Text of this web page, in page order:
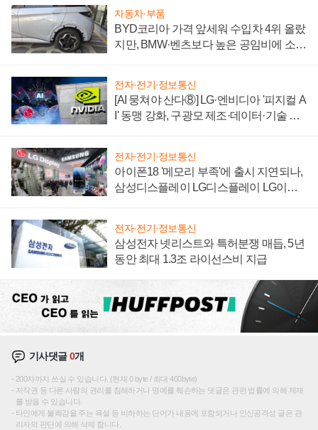
자동차·부품
BYD코리아 가격 앞세워 수입차 4위 올랐
지만, BMW·벤츠보다 높은 공임비에 소비
전자·전기·정보통신
[AI 뭉쳐야 산다⑧] LG·엔비디아 '피지컬 A
I' 동맹 강화, 구광모 제조·데이터·기술 결
전자·전기·정보통신
아이폰18 '메모리 부족'에 출시 지연되나,
삼성디스플레이 LG디스플레이 LG이노
전자·전기·정보통신
삼성전자 넷리스트와 특허분쟁 매듭, 5년
동안 최대 1.3조 라이선스비 지급
기사댓글0개
200자까지 쓰실 수 있습니다. (현재 0 byte / 최대 400byte)
저작권 등 다른 사람의 권리를 침해하거나 명예를 훼손하는 댓글은 관련 법률에 의해 제재
를 받을 수 있습니다.
타인에게 불쾌감을 주는 욕설 등 비하하는 단어가 내용에 포함되거나 인신공격성 글은 관
리자의 판단에 의해 삭제 합니다.